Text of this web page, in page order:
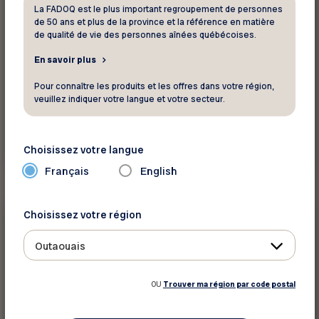
Activités sociales et
éducatives
Atelier de généalogie
La FADOQ est le plus important regroupement de personnes
de 50 ans et plus de la province et la référence en matière
de qualité de vie des personnes aînées québécoises.
En savoir plus
Pour connaître les produits et les offres dans votre région,
veuillez indiquer votre langue et votre secteur.
Choisissez votre langue
Français English
Choisissez votre région
Outaouais
OU Trouver ma région par code postal